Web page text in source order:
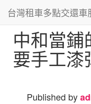
台灣租車多點交還車
中和當鋪
要手工漆
Published by